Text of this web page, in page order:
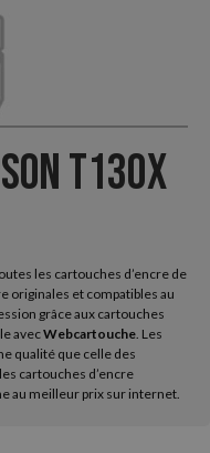
T130x
les cartouches d’encre de
originales et compatibles au
grâce aux cartouches
avecWebcartouche. Les
qualité que celle des
cartouches d’encre
au meilleur prix sur internet.